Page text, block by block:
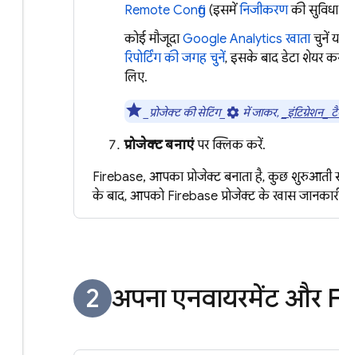
Remote Config (इसमेंनिजीकरणकी
कोई मौजूदाGoogle Analytics खाताचुनें
रिपोर्टिंग की जगह चुनें, इसके बाद डेटा शेयर
लिए.
_प्रोजेक्ट की सेटिंग_ settings में जाकर, _इंटिग्रेशन_
प्रोजेक्ट बनाएंपर क्लिक करें.
Firebase, आपका प्रोजेक्ट बनाता है, कुछ शुरुआती
के बाद, आपको Firebase प्रोजेक्ट के खास
अपना एनवायरमेंट और